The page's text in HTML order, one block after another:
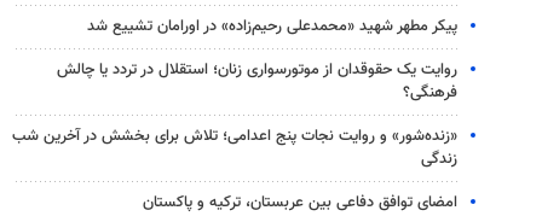
پیکر مطهر شهید «محمدعلی رحیم‌زاده» در اورامان تشییع شد
روایت یک حقوقدان از موتورسواری زنان؛ استقلال در تردد یا چالش
فرهنگی؟
«زنده‌شور» و روایت نجات پنج اعدامی؛ تلاش برای بخشش در آخرین شب
زندگی
امضای توافق دفاعی بین عربستان، ترکیه و پاکستان